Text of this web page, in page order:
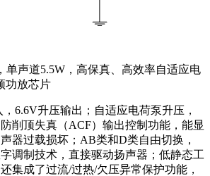
单声道5.5W，高保真、高效率自适应电
功放芯片
6.6V升压输出；自适应电荷泵升压，
削顶失真（ACF）输出控制功能，能显
器过载损坏；AB类和D类自由切换，
调制技术，直接驱动扬声器；低静态工
集成了过流/过热/欠压异常保护功能，